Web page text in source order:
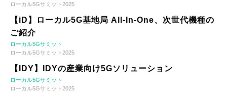
ローカル5Gサミット2025
【iD】ローカル5G基地局 All-In-One、次世代機種の
ご紹介
ローカル5Gサミット
ローカル5Gサミット2025
【IDY】IDYの産業向け5Gソリューション
ローカル5Gサミット
ローカル5Gサミット2025